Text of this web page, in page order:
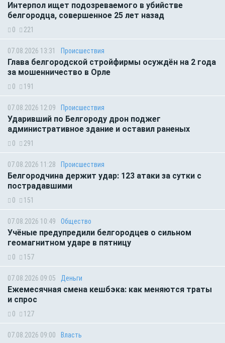
Интерпол ищет подозреваемого в убийстве
белгородца, совершенное 25 лет назад
0 221
07.08.2026 13:31 Происшествия
Глава белгородской стройфирмы осуждён на 2 года
за мошенничество в Орле
0 191
07.08.2026 12:09 Происшествия
Ударивший по Белгороду дрон поджег
административное здание и оставил раненых
0 291
07.08.2026 11:28 Происшествия
Белгородчина держит удар: 123 атаки за сутки с
пострадавшими
0 151
07.08.2026 10:49 Общество
Учёные предупредили белгородцев о сильном
геомагнитном ударе в пятницу
0 157
07.08.2026 09:05 Деньги
Ежемесячная смена кешбэка: как меняются траты
и спрос
0 127
07.08.2026 09:00 Власть